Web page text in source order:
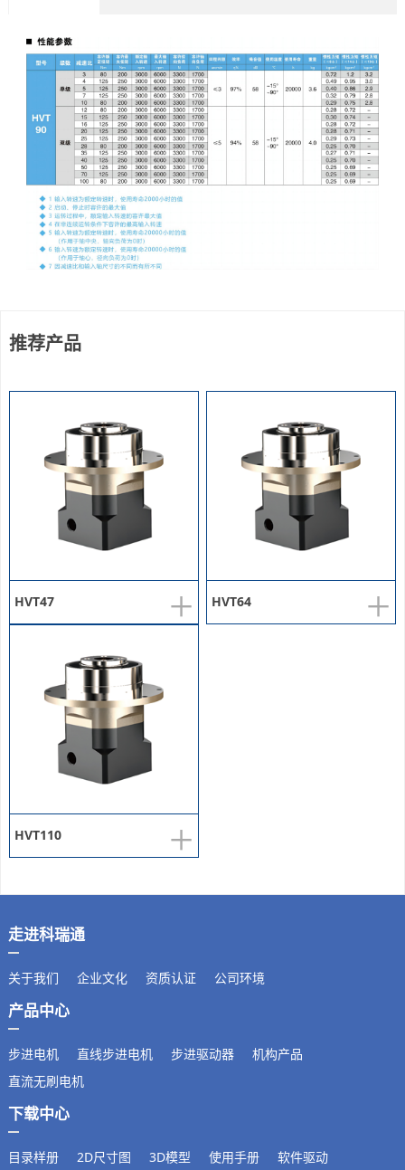
推荐产品
+
HVT47 +
HVT64
+
HVT110
走进科瑞通
关于我们 企业文化 资质认证 公司环境
产品中心
步进电机 直线步进电机 步进驱动器
机构产品
直流无刷电机
下载中心
目录样册 2D尺寸图 3D模型 使用手册 软件驱动